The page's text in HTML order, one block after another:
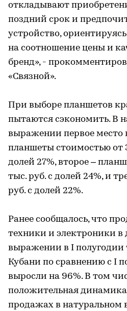
откладывают
поздний срок и
устройство,
на соотношение цены и
бренд», -
«Связной».
При выборе планшетов
пытаются сэкономить. В
выражении первое
планшеты стоимостью от
долей 27%, второе –
тыс. руб. с долей 24%, и
руб. с долей 22%.
Ранее сообщалось, что
техники и электроники
выражении в I полугодии
Кубани по сравнению с I
выросли на 96%. В том
положительная
продажах в натуральном